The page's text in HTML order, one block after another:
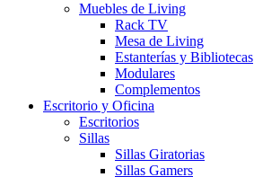
Muebles de Living
Rack TV
Mesa de Living
Estanterías y Bibliotecas
Modulares
Complementos
Escritorio y Oficina
Escritorios
Sillas
Sillas Giratorias
Sillas Gamers